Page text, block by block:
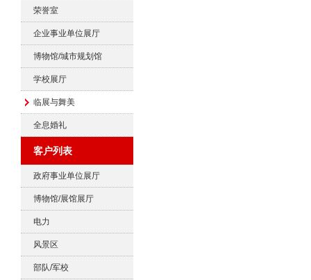
荣誉室
企业事业单位展厅
博物馆/城市规划馆
学校展厅
临展与舞美
全息婚礼
客户列表
政府事业单位展厅
博物馆/展馆展厅
电力
风景区
部队/军校